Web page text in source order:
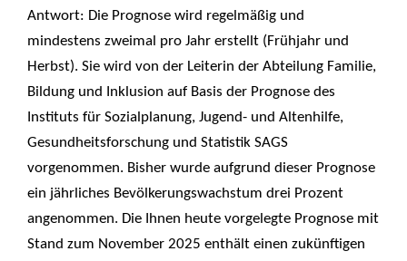
Antwort: Die Prognose wird regelmäßig und
mindestens zweimal pro Jahr erstellt (Frühjahr und
Herbst). Sie wird von der Leiterin der Abteilung Familie,
Bildung und Inklusion auf Basis der Prognose des
Instituts für Sozialplanung, Jugend- und Altenhilfe,
Gesundheitsforschung und Statistik SAGS
vorgenommen. Bisher wurde aufgrund dieser Prognose
ein jährliches Bevölkerungswachstum drei Prozent
angenommen. Die Ihnen heute vorgelegte Prognose mit
Stand zum November 2025 enthält einen zukünftigen